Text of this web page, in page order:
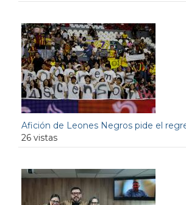
Afición de Leones Negros pide el
26 vistas